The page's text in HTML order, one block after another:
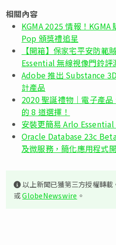
相關內容
KGMA 2025 情報！
Pop 頒獎禮追星
【開箱】保家宅平安防範
Essential 無線視像門鈴評
Adobe 推出 Substance
計產品
2020 聖誕禮物｜電子產
的 8 道選擇！
安裝更簡易 Arlo
Oracle Database 23c
及微服務，簡化應用程式
以上新聞已獲第三方授權轉載
或GlobeNewswire 。